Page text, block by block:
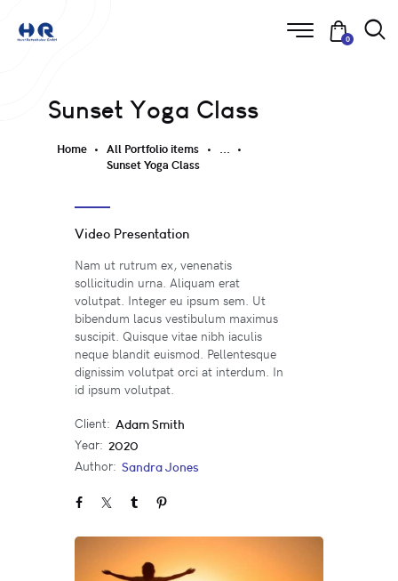
0
Sunset Yoga Class
Home All Portfolio items
...
Sunset Yoga Class
Video Presentation
Nam ut rutrum ex, venenatis
sollicitudin urna. Aliquam erat
volutpat. Integer eu ipsum sem. Ut
bibendum lacus vestibulum maximus
suscipit. Quisque vitae nibh iaculis
neque blandit euismod. Pellentesque
dignissim volutpat orci at interdum. In
id ipsum volutpat.
Client: Adam Smith
Year: 2020
Author: Sandra Jones